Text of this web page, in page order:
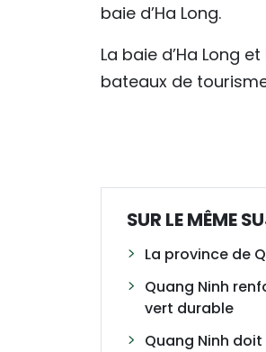
baie d’Ha Long.
La baie d’Ha Long
bateaux de
SUR LE MÊME
La province de
Quang Ninh
vert durable
Quang Ninh